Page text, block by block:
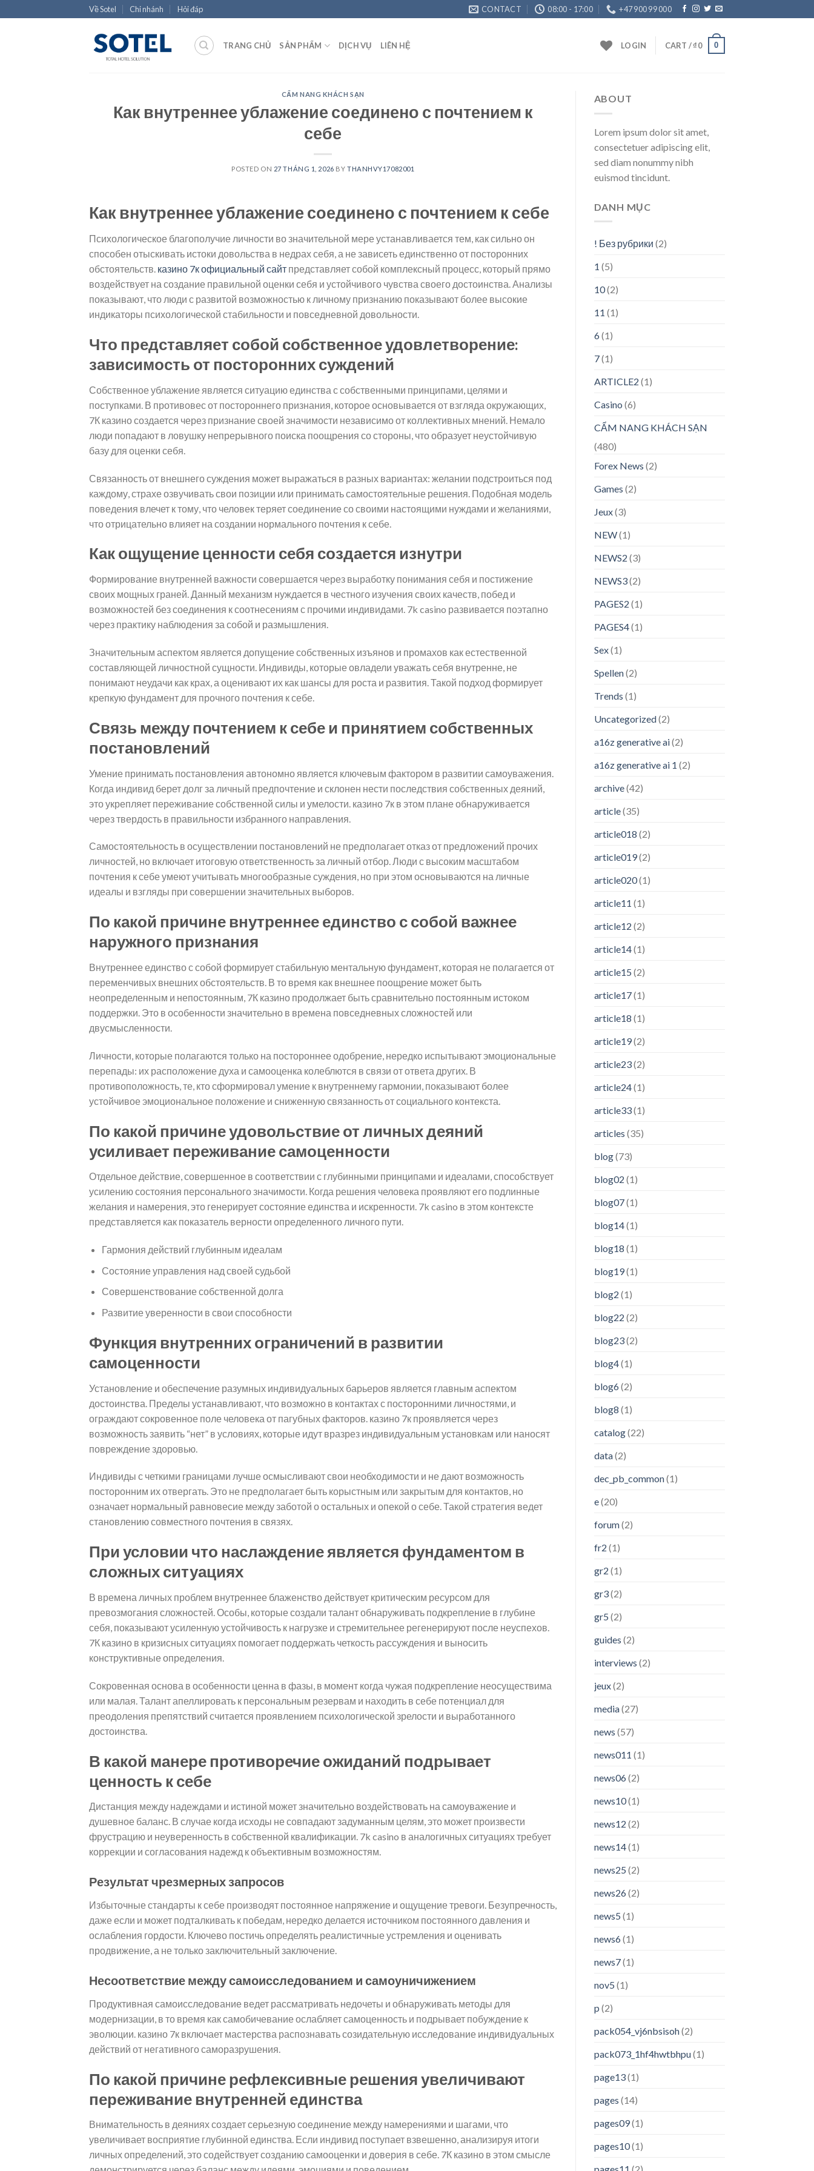
to
Về Sotel Chi nhánh Hỏi đáp CONTACT 08:00 - 17:00 +47 900 99 000
TRANG CHỦ SẢN PHẨM DỊCH VỤ LIÊN HỆ LOGIN CART /₫0 0
CẨM NANG KHÁCH SẠN
Как внутреннее ублажение соединено с почтением к
себе
POSTED ON 27 THÁNG 1, 2026 BY THANHVY17082001
Как внутреннее ублажение соединено с почтением к себе
Психологическое благополучие личности во значительной мере устанавливается тем, как сильно он
способен отыскивать истоки довольства в недрах себя, а не зависеть единственно от посторонних
обстоятельств. казино 7к официальный сайт представляет собой комплексный процесс, который прямо
воздействует на создание правильной оценки себя и устойчивого чувства своего достоинства. Анализы
показывают, что люди с развитой возможностью к личному признанию показывают более высокие
индикаторы психологической стабильности и повседневной довольности.
Что представляет собой собственное удовлетворение:
зависимость от посторонних суждений
Собственное ублажение является ситуацию единства с собственными принципами, целями и
поступками. В противовес от постороннего признания, которое основывается от взгляда окружающих,
7К казино создается через признание своей значимости независимо от коллективных мнений. Немало
люди попадают в ловушку непрерывного поиска поощрения со стороны, что образует неустойчивую
базу для оценки себя.
Связанность от внешнего суждения может выражаться в разных вариантах: желании подстроиться под
каждому, страхе озвучивать свои позиции или принимать самостоятельные решения. Подобная модель
поведения влечет к тому, что человек теряет соединение со своими настоящими нуждами и желаниями,
что отрицательно влияет на создании нормального почтения к себе.
Как ощущение ценности себя создается изнутри
Формирование внутренней важности совершается через выработку понимания себя и постижение
своих мощных граней. Данный механизм нуждается в честного изучения своих качеств, побед и
возможностей без соединения к соотнесениям с прочими индивидами. 7k casino развивается поэтапно
через практику наблюдения за собой и размышления.
Значительным аспектом является допущение собственных изъянов и промахов как естественной
составляющей личностной сущности. Индивиды, которые овладели уважать себя внутренне, не
понимают неудачи как крах, а оценивают их как шансы для роста и развития. Такой подход формирует
крепкую фундамент для прочного почтения к себе.
Связь между почтением к себе и принятием собственных
постановлений
Умение принимать постановления автономно является ключевым фактором в развитии самоуважения.
Когда индивид берет долг за личный предпочтение и склонен нести последствия собственных деяний,
это укрепляет переживание собственной силы и умелости. казино 7к в этом плане обнаруживается
через твердость в правильности избранного направления.
Самостоятельность в осуществлении постановлений не предполагает отказ от предложений прочих
личностей, но включает итоговую ответственность за личный отбор. Люди с высоким масштабом
почтения к себе умеют учитывать многообразные суждения, но при этом основываются на личные
идеалы и взгляды при совершении значительных выборов.
По какой причине внутреннее единство с собой важнее
наружного признания
Внутреннее единство с собой формирует стабильную ментальную фундамент, которая не полагается от
переменчивых внешних обстоятельств. В то время как внешнее поощрение может быть
неопределенным и непостоянным, 7К казино продолжает быть сравнительно постоянным истоком
поддержки. Это в особенности значительно в времена повседневных сложностей или
двусмысленности.
Личности, которые полагаются только на постороннее одобрение, нередко испытывают эмоциональные
перепады: их расположение духа и самооценка колеблются в связи от ответа других. В
противоположность, те, кто сформировал умение к внутреннему гармонии, показывают более
устойчивое эмоциональное положение и сниженную связанность от социального контекста.
По какой причине удовольствие от личных деяний
усиливает переживание самоценности
Отдельное действие, совершенное в соответствии с глубинными принципами и идеалами, способствует
усилению состояния персонального значимости. Когда решения человека проявляют его подлинные
желания и намерения, это генерирует состояние единства и искренности. 7k casino в этом контексте
представляется как показатель верности определенного личного пути.
Гармония действий глубинным идеалам
Состояние управления над своей судьбой
Совершенствование собственной долга
Развитие уверенности в свои способности
Функция внутренних ограничений в развитии
самоценности
Установление и обеспечение разумных индивидуальных барьеров является главным аспектом
достоинства. Пределы устанавливают, что возможно в контактах с посторонними личностями, и
ограждают сокровенное поле человека от пагубных факторов. казино 7к проявляется через
возможность заявить “нет” в условиях, которые идут вразрез индивидуальным установкам или наносят
повреждение здоровью.
Индивиды с четкими границами лучше осмысливают свои необходимости и не дают возможность
посторонним их отвергать. Это не предполагает быть корыстным или закрытым для контактов, но
означает нормальный равновесие между заботой о остальных и опекой о себе. Такой стратегия ведет
становлению совместного почтения в связях.
При условии что наслаждение является фундаментом в
сложных ситуациях
В времена личных проблем внутреннее блаженство действует критическим ресурсом для
превозмогания сложностей. Особы, которые создали талант обнаруживать подкрепление в глубине
себя, показывают усиленную устойчивость к нагрузке и стремительнее регенерируют после неуспехов.
7К казино в кризисных ситуациях помогает поддержать четкость рассуждения и выносить
конструктивные определения.
Сокровенная основа в особенности ценна в фазы, в момент когда чужая подкрепление неосуществима
или малая. Талант апеллировать к персональным резервам и находить в себе потенциал для
преодоления препятствий считается проявлением психологической зрелости и выработанного
достоинства.
В какой манере противоречие ожиданий подрывает
ценность к себе
Дистанция между надеждами и истиной может значительно воздействовать на самоуважение и
душевное баланс. В случае когда исходы не совпадают задуманным целям, это может произвести
фрустрацию и неуверенность в собственной квалификации. 7k casino в аналогичных ситуациях требует
коррекции и согласования надежд к объективным возможностям.
Результат чрезмерных запросов
Избыточные стандарты к себе производят постоянное напряжение и ощущение тревоги. Безупречность,
даже если и может подталкивать к победам, нередко делается источником постоянного давления и
ослабления гордости. Ключево постичь определять реалистичные устремления и оценивать
продвижение, а не только заключительный заключение.
Несоответствие между самоисследованием и самоуничижением
Продуктивная самоисследование ведет рассматривать недочеты и обнаруживать методы для
модернизации, в то время как самобичевание ослабляет самоценность и подрывает побуждение к
эволюции. казино 7к включает мастерства распознавать созидательную исследование индивидуальных
действий от негативного саморазрушения.
По какой причине рефлексивные решения увеличивают
переживание внутренней единства
Внимательность в деяниях создает серьезную соединение между намерениями и шагами, что
увеличивает восприятие глубинной единства. Если индивид поступает взвешенно, анализируя итоги
личных определений, это содействует созданию самооценки и доверия в себе. 7К казино в этом смысле
ABOUT
Lorem ipsum dolor sit amet,
consectetuer adipiscing elit,
sed diam nonummy nibh
euismod tincidunt.
DANH MỤC
! Без рубрики (2)
1 (5)
10(2)
11 (1)
6(1)
7(1)
ARTICLE2 (1)
Casino (6)
CẨM NANG KHÁCH SẠN
(480)
Forex News (2)
Games (2)
Jeux(3)
NEW(1)
NEWS2 (3)
NEWS3(2)
PAGES2 (1)
PAGES4(1)
Sex(1)
Spellen(2)
Trends (1)
Uncategorized(2)
a16z generative ai(2)
a16z generative ai 1 (2)
archive(42)
article(35)
article018 (2)
article019(2)
article020(1)
article11 (1)
article12 (2)
article14(1)
article15 (2)
article17(1)
article18 (1)
article19(2)
article23(2)
article24(1)
article33(1)
articles (35)
blog(73)
blog02 (1)
blog07(1)
blog14(1)
blog18 (1)
blog19(1)
blog2 (1)
blog22 (2)
blog23(2)
blog4(1)
blog6(2)
blog8 (1)
catalog(22)
data(2)
dec_pb_common(1)
e(20)
forum(2)
fr2 (1)
gr2 (1)
gr3(2)
gr5 (2)
guides (2)
interviews (2)
jeux(2)
media(27)
news (57)
news011 (1)
news06(2)
news10(1)
news12 (2)
news14(1)
news25 (2)
news26(2)
news5 (1)
news6(1)
news7(1)
nov5 (1)
p (2)
pack054_vj6nbsisoh(2)
pack073_1hf4hwtbhpu(1)
page13(1)
pages (14)
pages09(1)
pages10(1)